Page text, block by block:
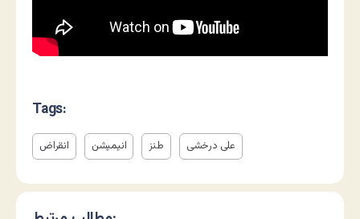
Tags:
انقراض انیمیشن طنز علی درخشی